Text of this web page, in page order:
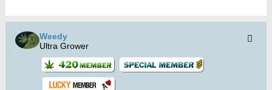
Weedy
Ultra Grower